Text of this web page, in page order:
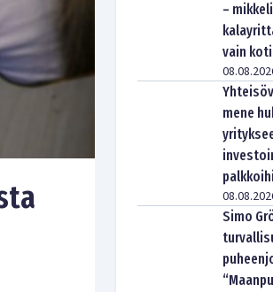
–
vain
mene
Simo